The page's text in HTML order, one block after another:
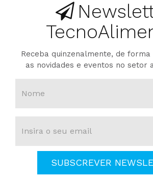
Receba quinzenalmente, de
as novidades e eventos no setor
SUBSCREVER